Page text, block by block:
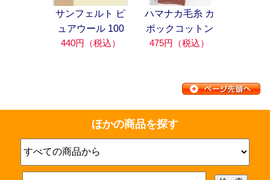
サンフェルト ピ
ュアウール 100
440円（税込）
ハマナカ毛糸 カ
ポックコットン
475円（税込）
ほかの商品を探す